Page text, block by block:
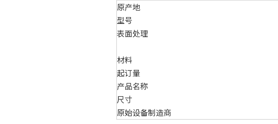
原产地
型号
表面处理
材料
起订量
产品名称
尺寸
原始设备制造商